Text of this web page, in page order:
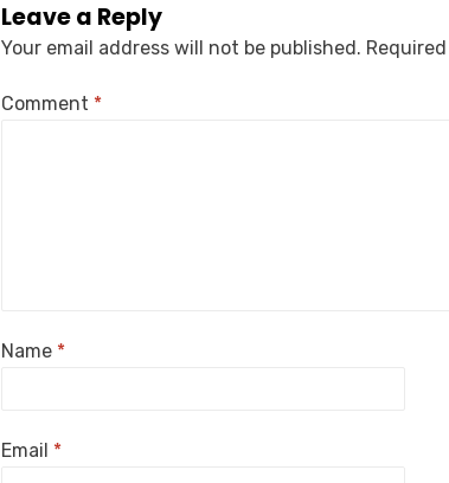
Leave a Reply
Your email address will not be published.
Comment *
Name *
Email *